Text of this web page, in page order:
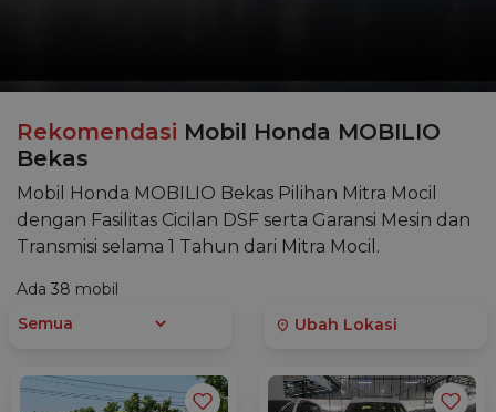
Rekomendasi Mobil Honda MOBILIO
Bekas
Mobil Honda MOBILIO Bekas Pilihan Mitra Mocil
dengan Fasilitas Cicilan DSF serta Garansi Mesin dan
Transmisi selama 1 Tahun dari Mitra Mocil.
Ada 38 mobil
location_on Ubah Lokasi